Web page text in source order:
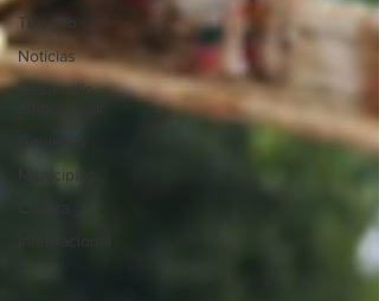
Turismo
Noticias
Desarrollo
Municipios